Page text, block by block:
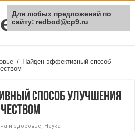
Red
/ Найден эффективный способ
способ улучшения
и здоровье, Наука
Для любых предложений по
сайту: redbod@cp9.ru